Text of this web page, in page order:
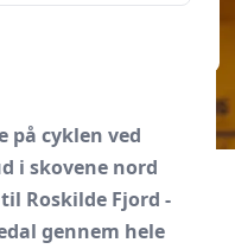
på cyklen ved
i skovene nord
Roskilde Fjord -
gennem hele